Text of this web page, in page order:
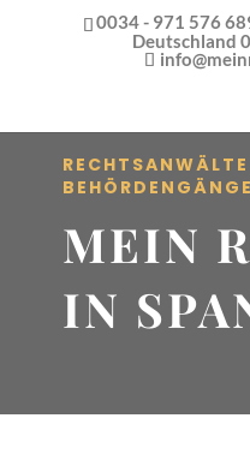
0034 - 971 576
Deutschland
BEHÖRDENGÄNGE
MEIN
IN